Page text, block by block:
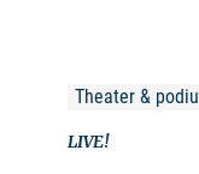
Theater &
LIVE!